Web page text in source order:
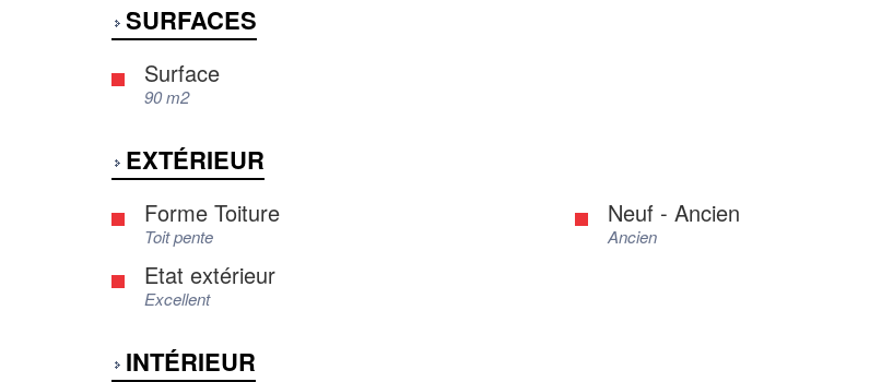
SURFACES
Surface
90 m2
EXTÉRIEUR
Forme Toiture
Toit pente
Neuf - Ancien
Ancien
Etat extérieur
Excellent
INTÉRIEUR